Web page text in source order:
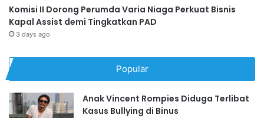
Komisi II Dorong Perumda Varia Niaga Perkuat Bisnis
Kapal Assist demi Tingkatkan PAD
3 days ago
Popular
Anak Vincent Rompies Diduga Terlibat
Kasus Bullying di Binus